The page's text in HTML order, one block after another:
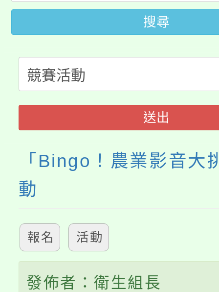
代理(課)教師甄選結果(
轉知中國文化大學推廣
《TA101》溝通分析基
程，歡迎學生輔導中心
心理、諮商輔導、社會
系所師生報名參加。
轉知苗栗縣政府辦理
縣市「校園短影音徵選
門員」簡章及活動海報
踴躍報名參加。
桃園市115學年度學生
要點
「桃園市補助參觀特色
展演活動實施計畫」
115年度「教育部表揚
義教育推展貢獻獎」
搜尋
送出
「Bingo！農業影音大
動
報名 活動
發佈者：衛生組長